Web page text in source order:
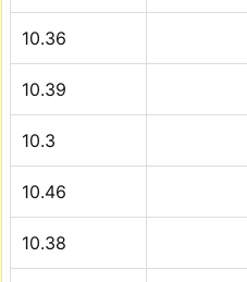
10.36
10.39
10.3
10.46
10.38